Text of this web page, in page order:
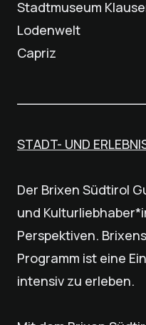
Stadtmuseum
Lodenwelt
Capriz
STADT- UND
Der Brixen Südtirol
und
Perspektiven.
Programm ist eine
intensiv zu erleben.